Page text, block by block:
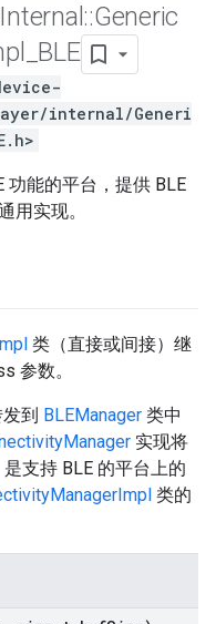
Internal ::Generic
BLE
internal/Generi
功能的平台，提供 BLE
用实现。
类（直接或间接）继
参数。
到 BLEManager 类中
实现将
支持 BLE 的平台上的
类的